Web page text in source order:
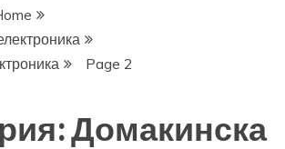
Page 2
Домакинска